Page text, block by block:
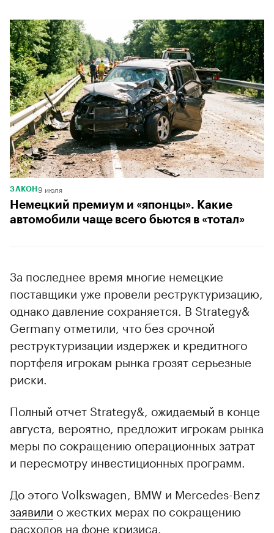
ЗАКОН 9 июля
Немецкий премиум и «японцы». Какие
автомобили чаще всего бьются в «тотал»
За последнее время многие немецкие
поставщики уже провели реструктуризацию,
однако давление сохраняется. В Strategy&
Germany отметили, что без срочной
реструктуризации издержек и кредитного
портфеля игрокам рынка грозят серьезные
риски.
Полный отчет Strategy&, ожидаемый в конце
августа, вероятно, предложит игрокам рынка
меры по сокращению операционных затрат
и пересмотру инвестиционных программ.
До этого Volkswagen, BMW и Mercedes-Benz
заявили о жестких мерах по сокращению
расходов на фоне кризиса.